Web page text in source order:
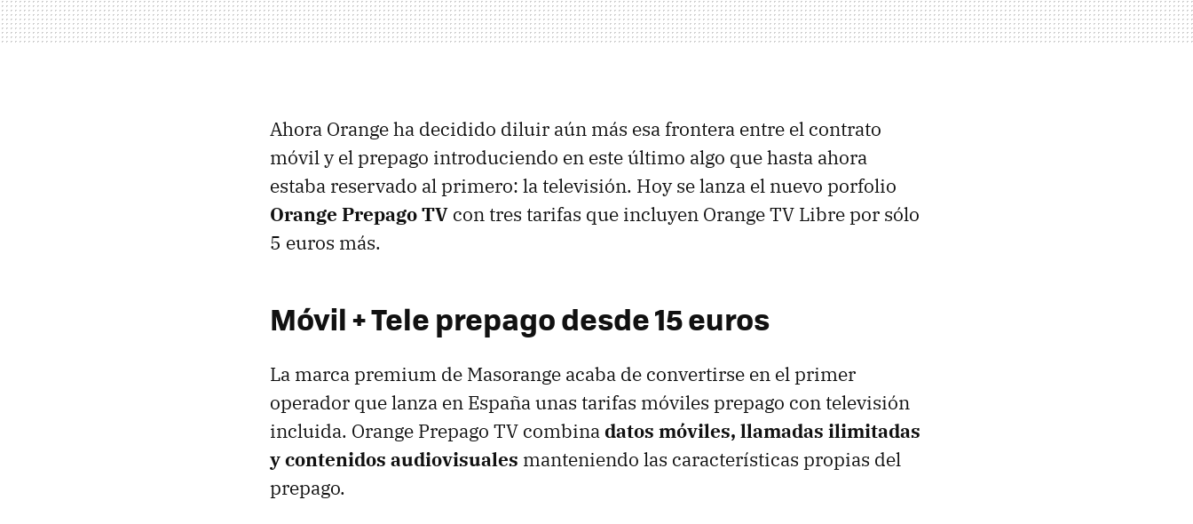
Ahora Orange ha decidido diluir aún más esa frontera entre el contrato
móvil y el prepago introduciendo en este último algo que hasta ahora
estaba reservado al primero: la televisión. Hoy se lanza el nuevo porfolio
Orange Prepago TV con tres tarifas que incluyen Orange TV Libre por sólo
5 euros más.
Móvil + Tele prepago desde 15 euros
La marca premium de Masorange acaba de convertirse en el primer
operador que lanza en España unas tarifas móviles prepago con televisión
incluida. Orange Prepago TV combinadatos móviles, llamadas ilimitadas
y contenidos audiovisuales manteniendo las características propias del
prepago.